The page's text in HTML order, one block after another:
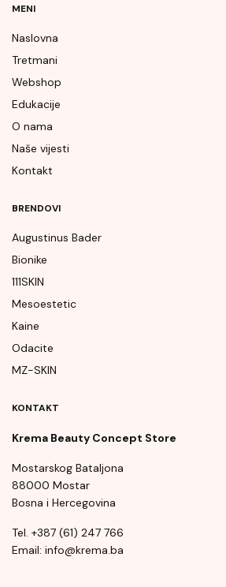
MENI
Naslovna
Tretmani
Webshop
Edukacije
O nama
Naše vijesti
Kontakt
BRENDOVI
Augustinus Bader
Bionike
111SKIN
Mesoestetic
Kaine
Odacite
MZ-SKIN
KONTAKT
Krema Beauty Concept Store
Mostarskog Bataljona
88000 Mostar
Bosna i Hercegovina
Tel. +387 (61) 247 766
Email: info@krema.ba